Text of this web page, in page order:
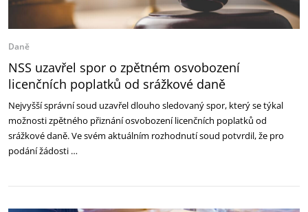
Daně
NSS uzavřel spor o zpětném osvobození
licenčních poplatků od srážkové daně
Nejvyšší správní soud uzavřel dlouho sledovaný spor, který se týkal
možnosti zpětného přiznání osvobození licenčních poplatků od
srážkové daně. Ve svém aktuálním rozhodnutí soud potvrdil, že pro
podání žádosti …